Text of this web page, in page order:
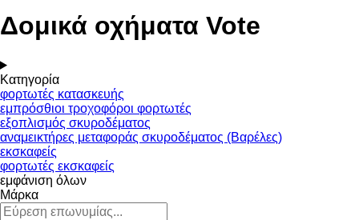
Δομικά οχήματα Vote
Κατηγορία
φορτωτές κατασκευής
εμπρόσθιοι τροχοφόροι φορτωτές
εξοπλισμός σκυροδέματος
αναμεικτήρες μεταφοράς σκυροδέματος (Βαρέλες)
εκσκαφείς
φορτωτές εκσκαφείς
εμφάνιση όλων
Μάρκα